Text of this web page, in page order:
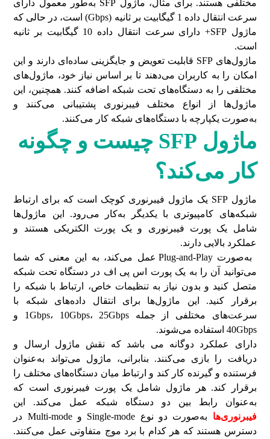
مختلفی هستند. برای مثال، ماژول SFP به‌طور معمول دارای
سرعت انتقال داده 1 گیگابیت بر ثانیه (Gbps) است، در حالی که
ماژول SFP+ دارای سرعت انتقال داده 10 گیگابیت بر ثانیه
است.
ماژول‌های SFP قابلیت تعویض و جایگزینی ساده‌ای دارند و این
امکان را به کاربران می‌دهند تا بر اساس نیاز خود، ماژول‌های
مختلفی را به دستگاه‌های تحت شبکه اضافه کنند. همچنین، این
ماژول‌ها از انواع مختلف فیبرنوری پشتیبانی می‌کنند و
به‌صورت یکپارچه با دستگاه‌های شبکه کار می‌کنند.
ماژول SFP چیست و چگونه
کار میکند؟
ماژول SFP یک ماژول فیبرنوری کوچک است که برای ارتباط
شبکه‌های کامپیوتری با یکدیگر به‌کار می‌رود. این ماژول‌ها
شامل یک پورت فیبرنوری و یک پورت الکتریکی هستند و
عملکرد بالایی دارند.
به‌صورت Plug-and-Play عمل می‌کند، به این معنی که شما
می‌توانید آن را به یک پورت اس پی اف در دستگاه تحت شبکه‌
متصل کنید و بدون نیاز به تنظیمات خاص، ارتباط با شبکه را
برقرار کنید. این ماژول‌ها برای انتقال داده‌های شبکه با
سرعت‌های مختلفی از جمله 1Gbps، 10Gbps، 25Gbps و
40Gbps استفاده می‌شوند.
دارای عملکرد دوگانه می باشد که نقش ماژول ارسال و
دریافت را بازی می‌کنند. بنابرانی، ماژول می‌تواند به‌عنوان
فرستنده و گیرنده کار کند و ارتباط میان دستگاه‌های مختلف را
برقرار کند. هر ماژول شامل یک پورت فیبرنوری است که
به‌عنوان رابط بین دو دستگاه شبکه عمل می‌کند. این
فیبرنوری‌ها
به‌صورت دو نوع Single-mode و Multi-mode در
دسترس هستند که هر کدام با برد موج متفاوتی عمل می‌کنند.